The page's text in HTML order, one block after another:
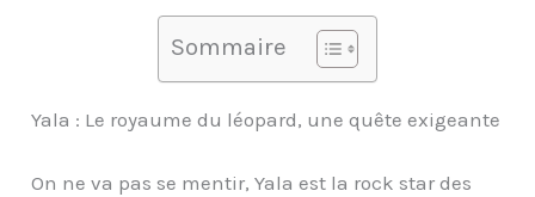
Sommaire
Yala : Le royaume du léopard, une quête exigeante
On ne va pas se mentir, Yala est la rock star des